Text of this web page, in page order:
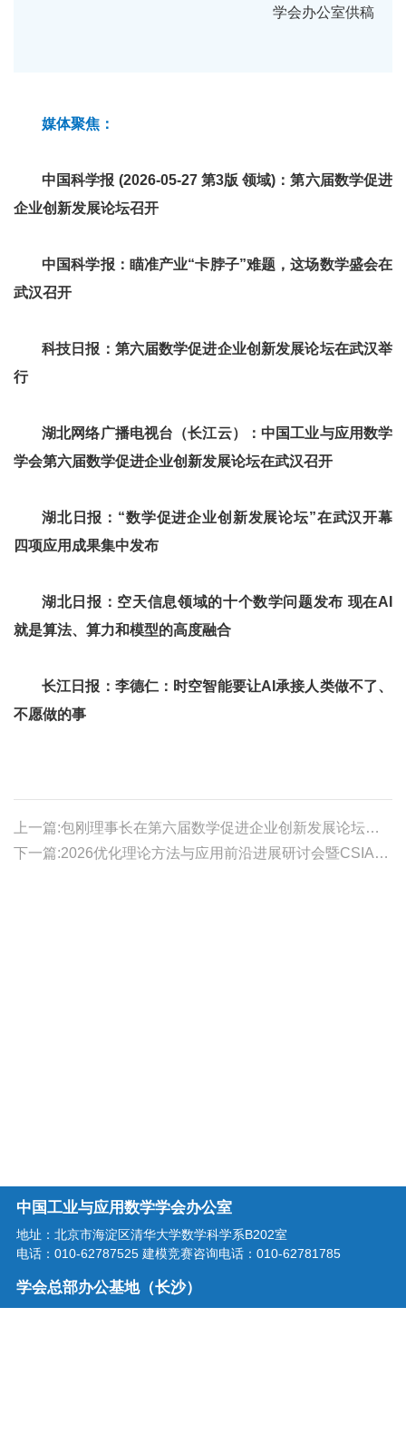
学会办公室供稿
媒体聚焦：
中国科学报 (2026-05-27 第3版 领域)：第六届数学促进
企业创新发展论坛召开
中国科学报： 瞄准产业“卡脖子”难题，这场数学盛会在
武汉召开
科技日报： 第六届数学促进企业创新发展论坛在武汉举
行
湖北网络广播电视台（长江云）： 中国工业与应用数学
学会第六届数学促进企业创新发展论坛在武汉召开
湖北日报： “数学促进企业创新发展论坛”在武汉开幕
四项应用成果集中发布
湖北日报： 空天信息领域的十个数学问题发布 现在AI
就是算法、算力和模型的高度融合
长江日报： 李德仁：时空智能要让AI承接人类做不了、
不愿做的事
上一篇:包刚理事长在第六届数学促进企业创新发展论坛开幕式上的讲话
下一篇:2026优化理论方法与应用前沿进展研讨会暨CSIAM优化及其应用专业委员会（筹）成立大会在成都召开
中国工业与应用数学学会办公室
地址：北京市海淀区清华大学数学科学系B202室
电话：010-62787525 建模竞赛咨询电话：010-62781785
学会总部办公基地（长沙）